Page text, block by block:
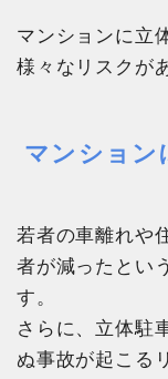
マンションに立
様々なリスクが
マンション
若者の車離れや
者が減ったとい
す。
さらに、立体駐
ぬ事故が起こる